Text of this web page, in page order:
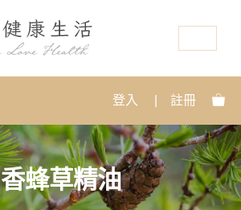
登入 註冊
香蜂草精油